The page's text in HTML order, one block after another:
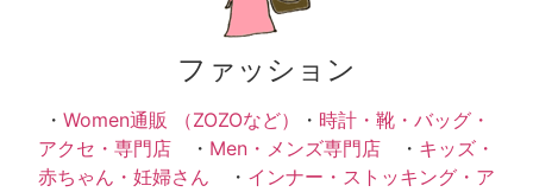
ファッション
・ Women通販 （ZOZOなど） ・ 時計・靴・バッグ・
アクセ・専門店 ・ Men・メンズ専門店 ・ キッズ・
赤ちゃん・妊婦さん ・ インナー・ストッキング・ア